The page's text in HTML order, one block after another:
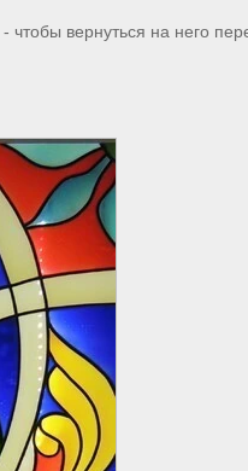
- чтобы вернуться на него